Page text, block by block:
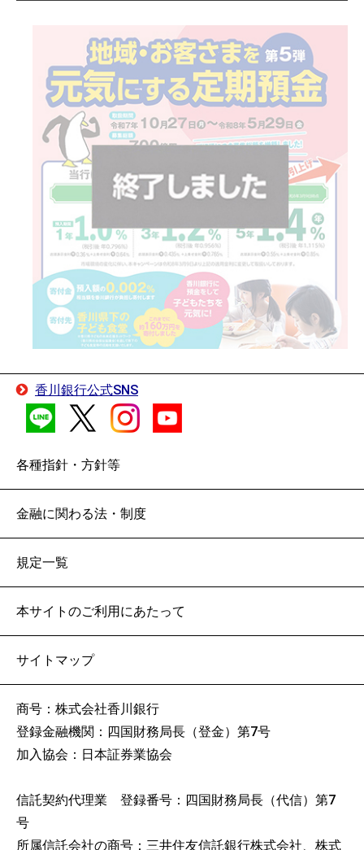
香川銀行公式SNS
各種指針・方針等
金融に関わる法・制度
規定一覧
本サイトのご利用にあたって
サイトマップ
商号：株式会社香川銀行
登録金融機関：四国財務局長（登金）第7号
加入協会：日本証券業協会
信託契約代理業 登録番号：四国財務局長（代信）第7
号
所属信託会社の商号：三井住友信託銀行株式会社、株式